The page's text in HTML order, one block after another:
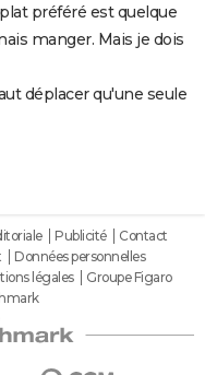
préféré est quelque
manger. Mais je dois
déplacer qu'une seule
Publicité
Contact
Données personnelles
légales
Groupe Figaro